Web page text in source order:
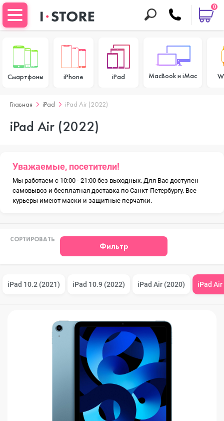
0
Смартфоны iPhone iPad MacBook и iMac
Главная iPad iPad Air (2022)
iPad Air (2022)
Уважаемые, посетители!
Мы работаем с 10:00 - 21:00 без выходных. Для Вас доступен
самовывоз и бесплатная доставка по Санкт-Петербургу. Все
курьеры имеют маски и защитные перчатки.
iPad 10.2 (2021) iPad 10.9 (2022) iPad Air (2020) iPad
СОРТИРОВАТЬ
Фильтр